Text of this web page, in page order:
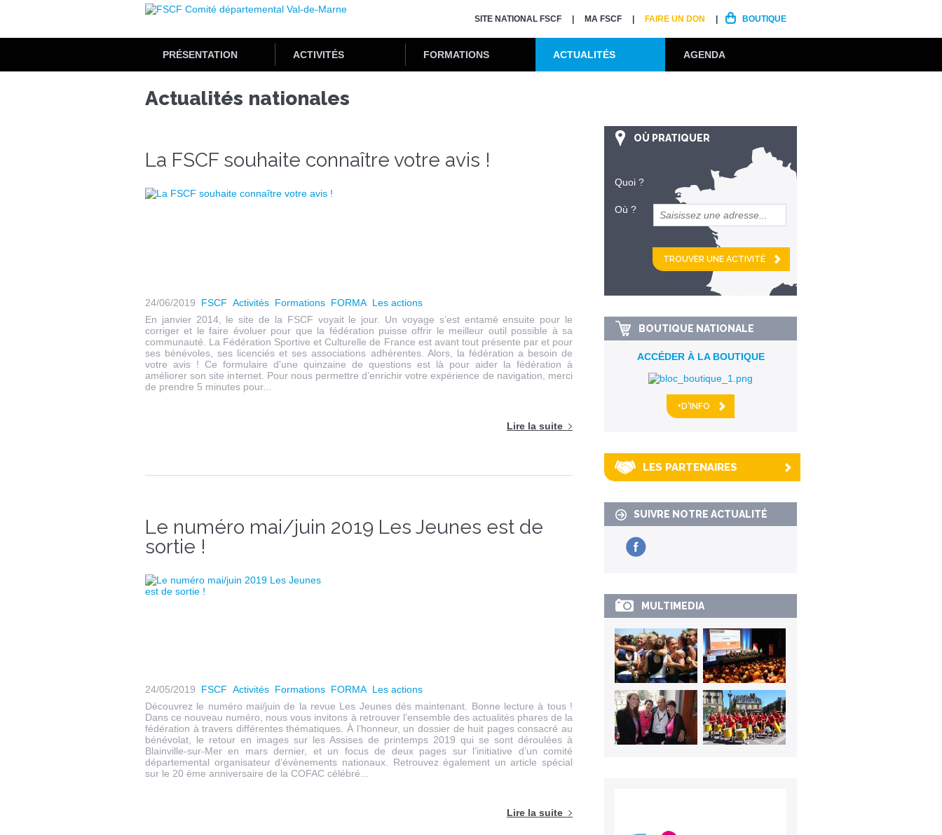
principal
SITE NATIONAL FSCF MA FSCF FAIRE UN DON BOUTIQUE
PRÉSENTATION ACTIVITÉS FORMATIONS ACTUALITÉS AGENDA
Actualités nationales
La FSCF souhaite connaître votre avis !
24/06/2019 FSCF Activités Formations FORMA Les actions
En janvier 2014, le site de la FSCF voyait le jour. Un voyage s’est entamé ensuite pour le
corriger et le faire évoluer pour que la fédération puisse offrir le meilleur outil possible à sa
communauté. La Fédération Sportive et Culturelle de France est avant tout présente par et pour
ses bénévoles, ses licenciés et ses associations adhérentes. Alors, la fédération a besoin de
votre avis ! Ce formulaire d'une quinzaine de questions est là pour aider la fédération à
améliorer son site internet. Pour nous permettre d’enrichir votre expérience de navigation, merci
de prendre 5 minutes pour...
Lire la suite
Le numéro mai/juin 2019 Les Jeunes est de
sortie !
24/05/2019 FSCF Activités Formations FORMA Les actions
Découvrez le numéro mai/juin de la revue Les Jeunes dès maintenant. Bonne lecture à tous !
Dans ce nouveau numéro, nous vous invitons à retrouver l’ensemble des actualités phares de la
fédération à travers différentes thématiques. À l’honneur, un dossier de huit pages consacré au
bénévolat, le retour en images sur les Assises de printemps 2019 qui se sont déroulées à
Blainville-sur-Mer en mars dernier, et un focus de deux pages sur l’initiative d’un comité
départemental organisateur d’évènements nationaux. Retrouvez également un article spécial
sur le 20 ème anniversaire de la COFAC célébré...
Lire la suite
OÙ PRATIQUER
Quoi ?
Où ?
et
km alentour
BOUTIQUE NATIONALE
ACCÉDER À LA BOUTIQUE
+D'INFO
LES PARTENAIRES
SUIVRE NOTRE ACTUALITÉ
MULTIMEDIA